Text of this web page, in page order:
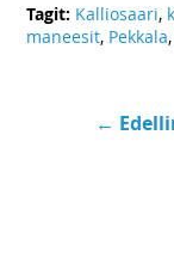
Tagit: Kalliosaari,
maneesit, Pekkala,
←